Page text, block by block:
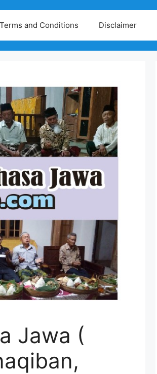
Terms and Conditions Disclaimer
Jawa (